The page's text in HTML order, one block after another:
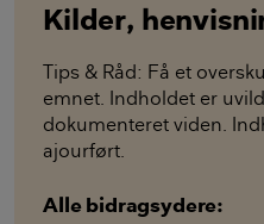
Kilder,
Tips & Råd: Få et
emnet. Indholdet er
dokumenteret viden.
ajourført.
Alle bidragsydere: